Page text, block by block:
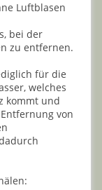
Luftblasen
bei der
zu entfernen.
für die
welches
kommt und
von